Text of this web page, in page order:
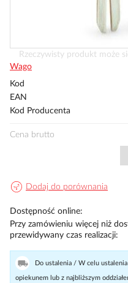
Przejdź
na
początek
Rzeczywisty produkt może
Wago
Kod
EAN
Kod Producenta
Cena brutto
Dodaj do porównania
Dostępność online
Przy zamówieniu więcej niż
przewidywany czas realizacji
Do ustalenia / W celu
opiekunem lub z najbliższym